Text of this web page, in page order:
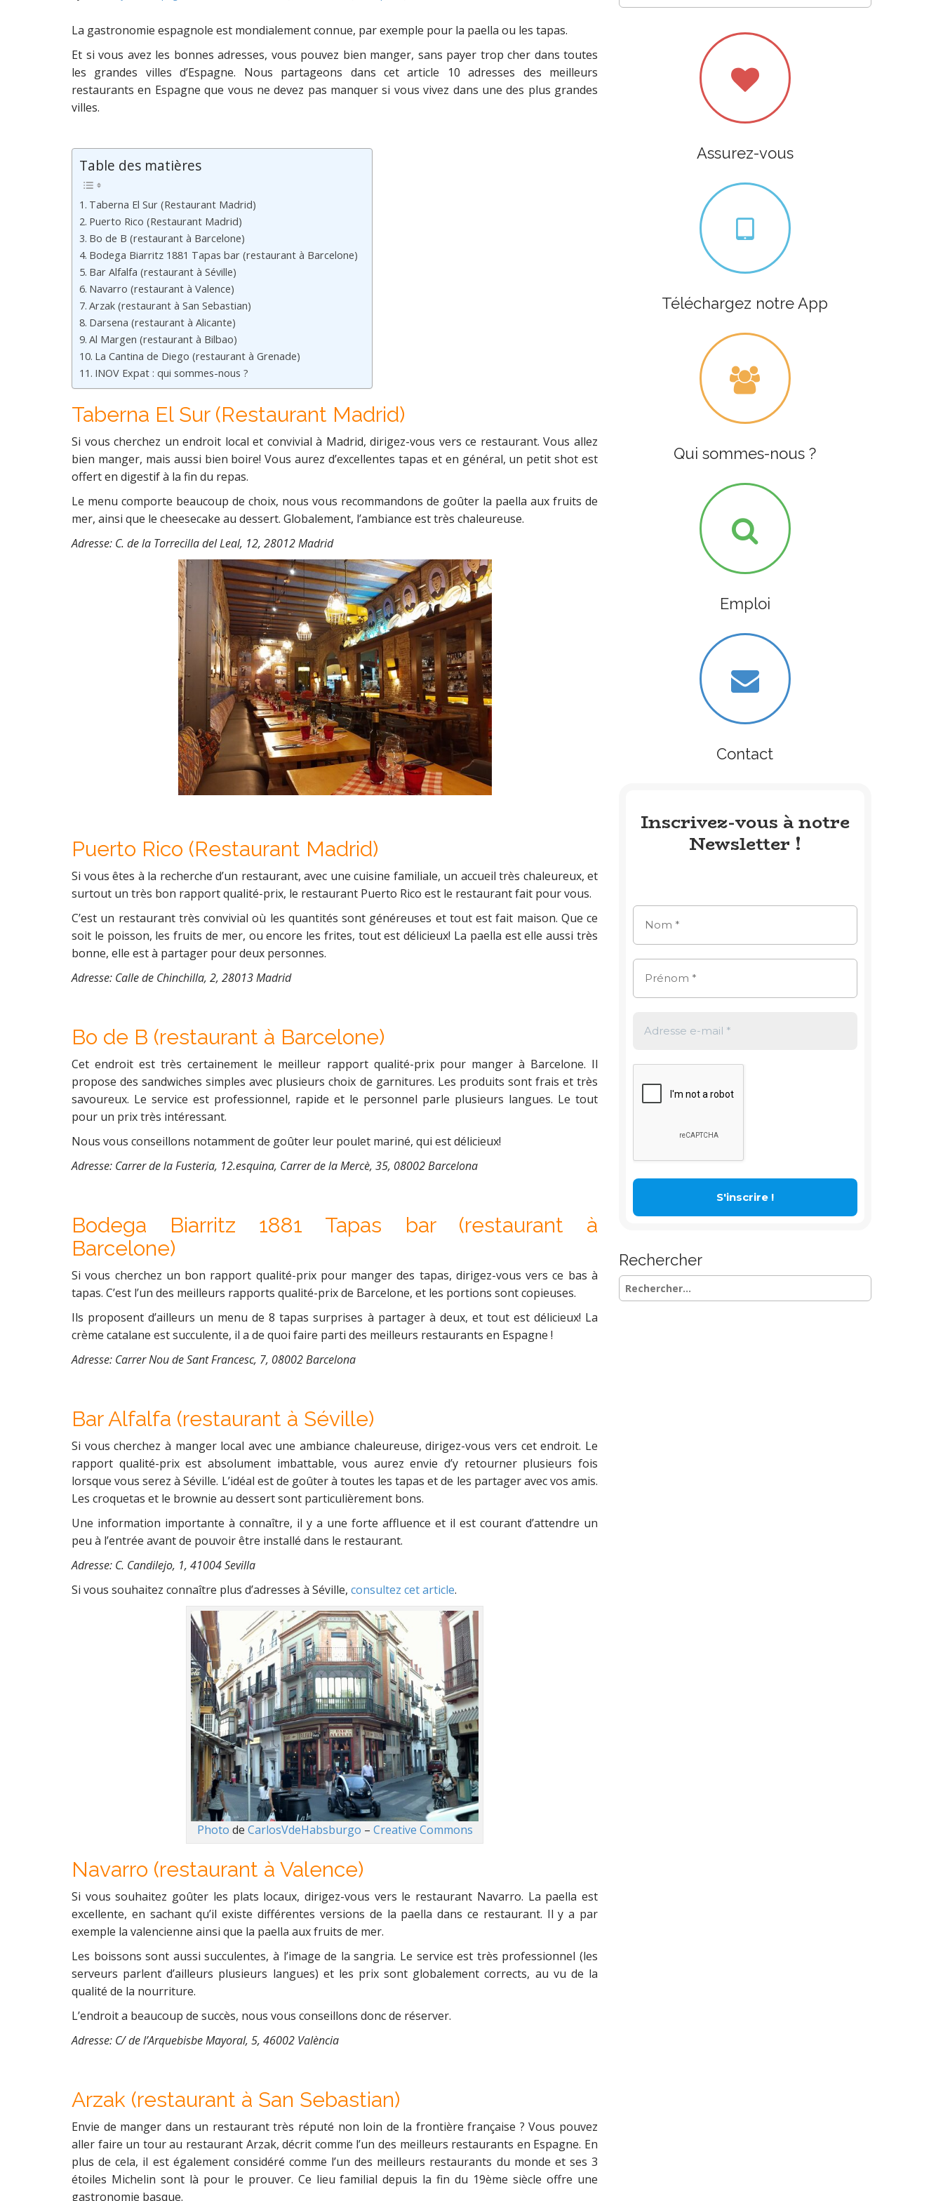
La gastronomie espagnole est mondialement connue, par exemple pour la paella ou les tapas.
Et si vous avez les bonnes adresses, vous pouvez bien manger, sans payer trop cher dans toutes
les grandes villes d’Espagne. Nous partageons dans cet article 10 adresses des meilleurs
restaurants en Espagne que vous ne devez pas manquer si vous vivez dans une des plus grandes
villes.
Table des matières
Taberna El Sur (Restaurant Madrid)
Puerto Rico (Restaurant Madrid)
Bo de B (restaurant à Barcelone)
Bodega Biarritz 1881 Tapas bar (restaurant à Barcelone)
Bar Alfalfa (restaurant à Séville)
Navarro (restaurant à Valence)
Arzak (restaurant à San Sebastian)
Darsena (restaurant à Alicante)
Al Margen (restaurant à Bilbao)
La Cantina de Diego (restaurant à Grenade)
INOV Expat : qui sommes-nous ?
Taberna El Sur (Restaurant Madrid)
Si vous cherchez un endroit local et convivial à Madrid, dirigez-vous vers ce restaurant. Vous allez
bien manger, mais aussi bien boire! Vous aurez d’excellentes tapas et en général, un petit shot est
offert en digestif à la fin du repas.
Le menu comporte beaucoup de choix, nous vous recommandons de goûter la paella aux fruits de
mer, ainsi que le cheesecake au dessert. Globalement, l’ambiance est très chaleureuse.
Adresse: C. de la Torrecilla del Leal, 12, 28012 Madrid
Puerto Rico (Restaurant Madrid)
Si vous êtes à la recherche d’un restaurant, avec une cuisine familiale, un accueil très chaleureux, et
surtout un très bon rapport qualité-prix, le restaurant Puerto Rico est le restaurant fait pour vous.
C’est un restaurant très convivial où les quantités sont généreuses et tout est fait maison. Que ce
soit le poisson, les fruits de mer, ou encore les frites, tout est délicieux! La paella est elle aussi très
bonne, elle est à partager pour deux personnes.
Adresse: Calle de Chinchilla, 2, 28013 Madrid
Bo de B (restaurant à Barcelone)
Cet endroit est très certainement le meilleur rapport qualité-prix pour manger à Barcelone. Il
propose des sandwiches simples avec plusieurs choix de garnitures. Les produits sont frais et très
savoureux. Le service est professionnel, rapide et le personnel parle plusieurs langues. Le tout
pour un prix très intéressant.
Nous vous conseillons notamment de goûter leur poulet mariné, qui est délicieux!
Adresse: Carrer de la Fusteria, 12.esquina, Carrer de la Mercè, 35, 08002 Barcelona
Bodega Biarritz 1881 Tapas bar (restaurant à
Barcelone)
Si vous cherchez un bon rapport qualité-prix pour manger des tapas, dirigez-vous vers ce bas à
tapas. C’est l’un des meilleurs rapports qualité-prix de Barcelone, et les portions sont copieuses.
Ils proposent d’ailleurs un menu de 8 tapas surprises à partager à deux, et tout est délicieux! La
crème catalane est succulente, il a de quoi faire parti des meilleurs restaurants en Espagne !
Adresse: Carrer Nou de Sant Francesc, 7, 08002 Barcelona
Bar Alfalfa (restaurant à Séville)
Si vous cherchez à manger local avec une ambiance chaleureuse, dirigez-vous vers cet endroit. Le
rapport qualité-prix est absolument imbattable, vous aurez envie d’y retourner plusieurs fois
lorsque vous serez à Séville. L’idéal est de goûter à toutes les tapas et de les partager avec vos amis.
Les croquetas et le brownie au dessert sont particulièrement bons.
Une information importante à connaître, il y a une forte affluence et il est courant d’attendre un
peu à l’entrée avant de pouvoir être installé dans le restaurant.
Adresse: C. Candilejo, 1, 41004 Sevilla
Si vous souhaitez connaître plus d’adresses à Séville, consultez cet article.
Photo de CarlosVdeHabsburgo – Creative Commons
Navarro (restaurant à Valence)
Si vous souhaitez goûter les plats locaux, dirigez-vous vers le restaurant Navarro. La paella est
excellente, en sachant qu’il existe différentes versions de la paella dans ce restaurant. Il y a par
exemple la valencienne ainsi que la paella aux fruits de mer.
Les boissons sont aussi succulentes, à l’image de la sangria. Le service est très professionnel (les
serveurs parlent d’ailleurs plusieurs langues) et les prix sont globalement corrects, au vu de la
qualité de la nourriture.
L’endroit a beaucoup de succès, nous vous conseillons donc de réserver.
Adresse: C/ de l’Arquebisbe Mayoral, 5, 46002 València
Arzak (restaurant à San Sebastian)
Envie de manger dans un restaurant très réputé non loin de la frontière française ? Vous pouvez
aller faire un tour au restaurant Arzak, décrit comme l’un des meilleurs restaurants en Espagne. En
plus de cela, il est également considéré comme l’un des meilleurs restaurants du monde et ses 3
étoiles Michelin sont là pour le prouver. Ce lieu familial depuis la fin du 19ème siècle offre une
gastronomie basque.
Assurez-vous
Téléchargez notre App
Qui sommes-nous ?
Emploi
Contact
Inscrivez-vous à notre
Newsletter !
Rechercher
Rechercher :